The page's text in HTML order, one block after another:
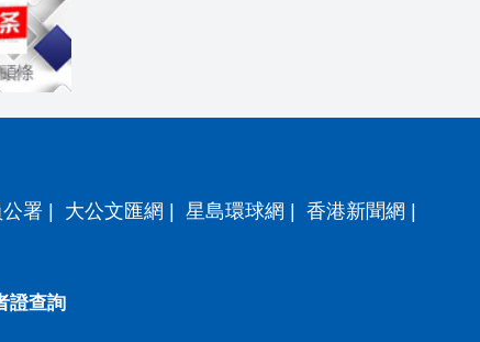
署 大公文匯網 星島環球網 香港新聞網
證查詢